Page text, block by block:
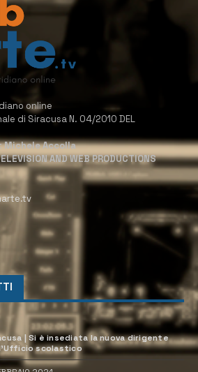
online
di Siracusa N. 04/2010 DEL
Michele Accolla
AND WEB PRODUCTIONS
| Si è insediata la nuova dirigente
scolastico